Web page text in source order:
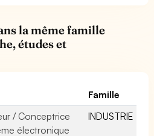
la même famille
études et
Famille
/ Conceptrice
électronique
INDUSTRIE